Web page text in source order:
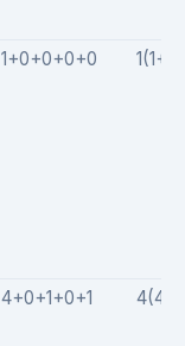
1+0+0+0+0
4+0+1+0+1